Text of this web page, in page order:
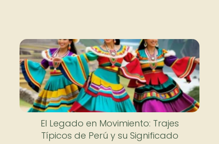
El Legado en Movimiento: Trajes
Típicos de Perú y su Significado